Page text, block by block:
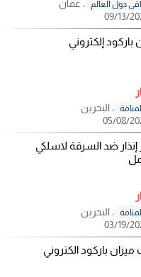
دول العالم
، عمان
باركود إلكتروني
، البحرين
إنذار ضد السرقة لاسلكي
، البحرين
باركود الكتروني